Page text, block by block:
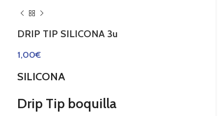
DRIP TIP SILICONA 3u
1,00€
SILICONA
Drip Tip boquilla